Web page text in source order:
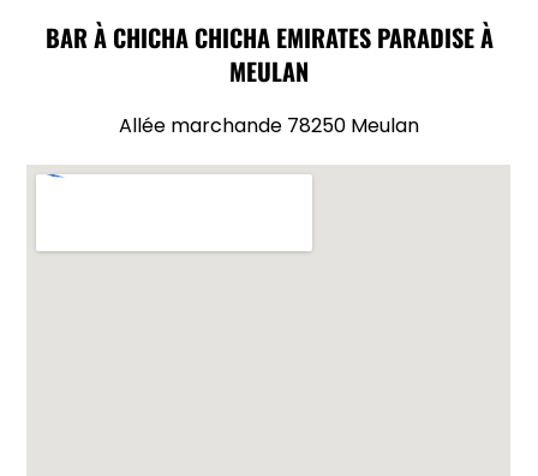
BAR À CHICHA CHICHA EMIRATES PARADISE À
MEULAN
Allée marchande 78250 Meulan